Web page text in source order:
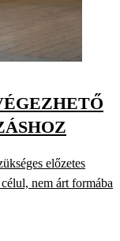
előzetes
nem árt formába